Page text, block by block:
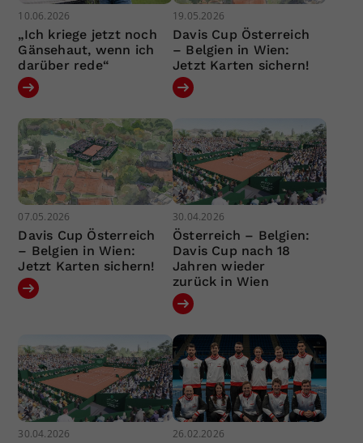
10.06.2026
„Ich kriege jetzt noch
Gänsehaut, wenn ich
darüber rede“
19.05.2026
Davis Cup Österreich
– Belgien in Wien:
Jetzt Karten sichern!
07.05.2026
Davis Cup Österreich
– Belgien in Wien:
Jetzt Karten sichern!
30.04.2026
Österreich – Belgien:
Davis Cup nach 18
Jahren wieder
zurück in Wien
30.04.2026 26.02.2026